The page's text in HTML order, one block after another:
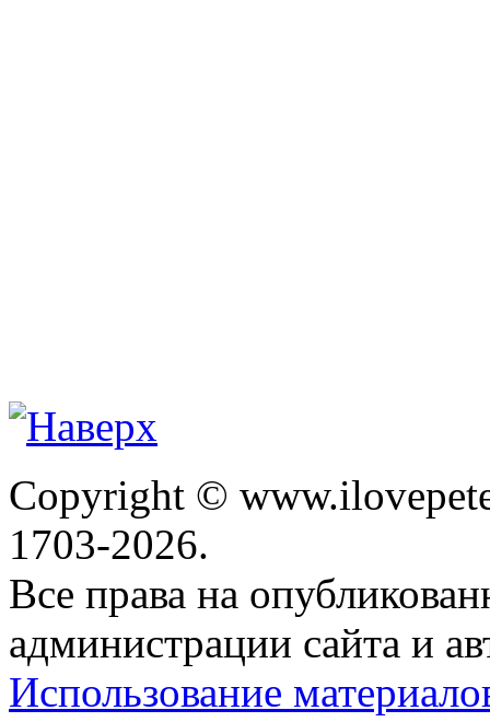
Copyright ©
1703-2026.
Все права на
администрации сайта и
Использование